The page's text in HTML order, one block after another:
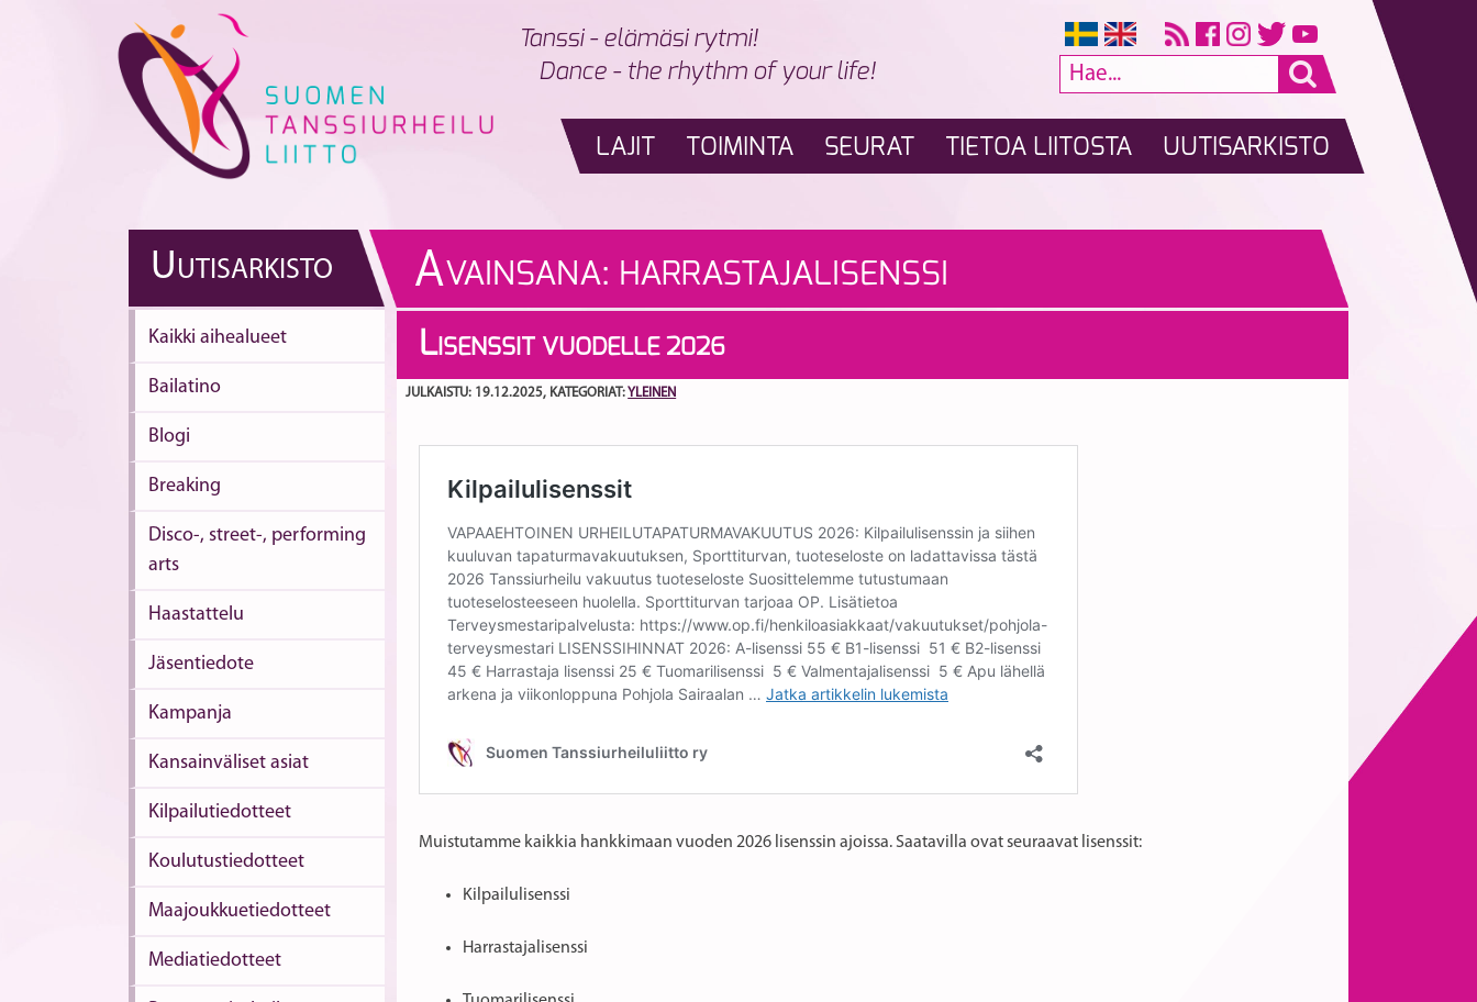
Tanssi - elämäsi rytmi!
Dance - the rhythm of your life!
LAJIT TOIMINTA SEURAT TIETOA LIITOSTA UUTISARKISTO
UUTISARKISTO
Kaikki aihealueet
Bailatino
Blogi
Breaking
Disco-, street-, performing
arts
Haastattelu
Jäsentiedote
Kampanja
Kansainväliset asiat
Kilpailutiedotteet
Koulutustiedotteet
Maajoukkuetiedotteet
Mediatiedotteet
AVAINSANA: HARRASTAJALISENSSI
LISENSSIT VUODELLE 2026
JULKAISTU: 19.12.2025, KATEGORIAT:YLEINEN
Muistutamme kaikkia hankkimaan vuoden 2026 lisenssin ajoissa. Saatavilla ovat seuraavat lisenssit:
Kilpailulisenssi
Harrastajalisenssi